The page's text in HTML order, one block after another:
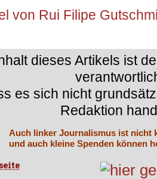
von Rui Filipe
dieses Artikels ist
es sich nicht
Redaktion
Auch linker Journalismus ist nicht
und auch kleine Spenden können